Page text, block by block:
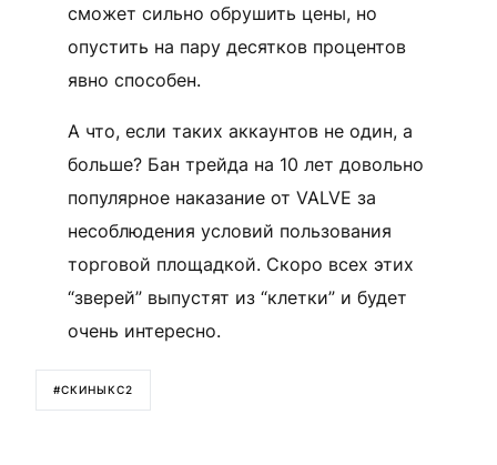
сможет сильно обрушить цены, но
опустить на пару десятков процентов
явно способен.
А что, если таких аккаунтов не один, а
больше? Бан трейда на 10 лет довольно
популярное наказание от VALVE за
несоблюдения условий пользования
торговой площадкой. Скоро всех этих
“зверей” выпустят из “клетки” и будет
очень интересно.
#СКИНЫКС2